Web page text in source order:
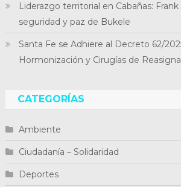
Liderazgo territorial en Cabañas:
seguridad y paz de Bukele
Santa Fe se Adhiere al Decreto 62/
Hormonización y Cirugías de
CATEGORÍAS
Ambiente
Ciudadanía – Solidaridad
Deportes